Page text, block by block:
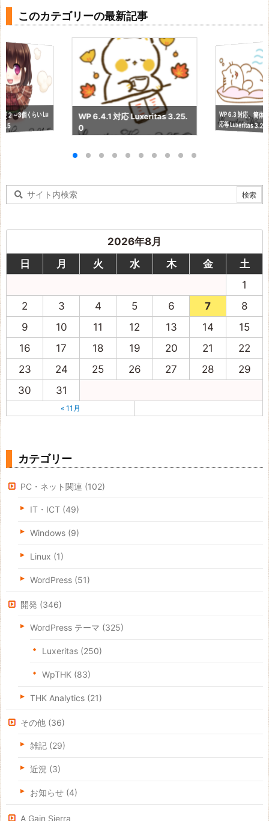
このカテゴリーの最新記事
２～3個くらい Lu
WP 6.4.1 対応 Luxeritas 3.25.
0
WP 6.3 対応、簡体
応等 Luxeritas
2026年8月
日
月 火 水 木 金
土
1
2
3 4 5 6 7
8
9
10 11 12 13 14
15
16
17 18 19 20 21
22
23
24 25 26 27 28
29
30
31
« 11月
カテゴリー
PC・ネット関連 (102)
IT・ICT (49)
Windows (9)
Linux (1)
WordPress (51)
開発 (346)
WordPress テーマ (325)
Luxeritas (250)
WpTHK (83)
THK Analytics (21)
その他 (36)
雑記 (29)
近況 (3)
お知らせ (4)
A Gain Sierra